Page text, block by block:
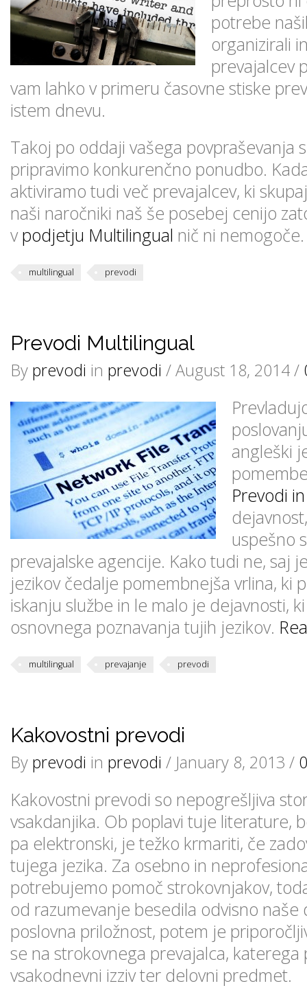
potrebe
organizirali
prevajalcev
vam lahko v primeru časovne stiske
istem dnevu.
Takoj po oddaji vašega povpraševanja
pripravimo konkurenčno ponudbo.
aktiviramo tudi več prevajalcev, ki
naši naročniki naš še posebej cenijo
vpodjetju Multilingual nič ni
multilingual prevodi
Prevodi Multilingual
By prevodi in prevodi / August 18, 2014 /
angleški
Prevodi
uspešno
prevajalske agencije. Kako tudi ne, saj
jezikov čedalje pomembnejša vrlina, ki
iskanju službe in le malo je dejavnosti,
osnovnega poznavanja tujih jezikov.
multilingual prevajanje prevodi
Kakovostni prevodi
By prevodi in prevodi / January 8, 2013 /
Kakovostni prevodi so nepogrešljiva
vsakdanjika. Ob poplavi tuje literature,
pa elektronski, je težko krmariti, če
tujega jezika. Za osebno in
potrebujemo pomoč strokovnjakov,
od razumevanje besedila odvisno naše
poslovna priložnost, potem je
se na strokovnega prevajalca, katerega
vsakodnevni izziv ter delovni predmet.